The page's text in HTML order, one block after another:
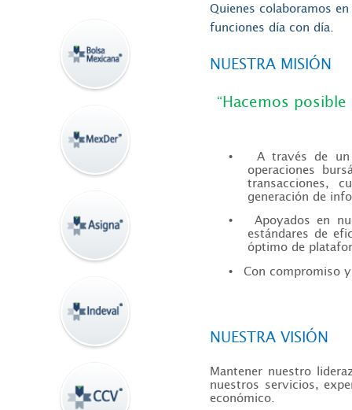
Quienes colaboramos
funciones día con día.
NUESTRA MISIÓN
“Hacemos
•
A través de un
operaciones
transacciones,
generación de
•
Apoyados en
estándares de
óptimo de
• Con compromiso
NUESTRA VISIÓN
Mantener nuestro
nuestros servicios,
económico.